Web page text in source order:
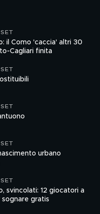
il Como 'caccia' altri 30
Cagliari finita
urbano
svincolati: 12 giocatori a
gratis